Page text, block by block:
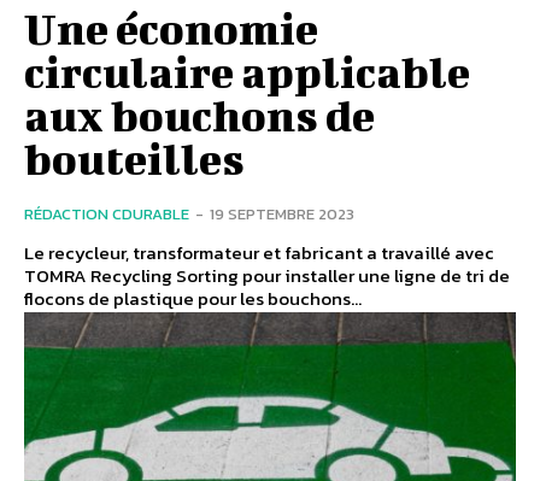
Une économie
circulaire applicable
aux bouchons de
bouteilles
RÉDACTION CDURABLE - 19 SEPTEMBRE 2023
Le recycleur, transformateur et fabricant a travaillé avec
TOMRA Recycling Sorting pour installer une ligne de tri de
flocons de plastique pour les bouchons...